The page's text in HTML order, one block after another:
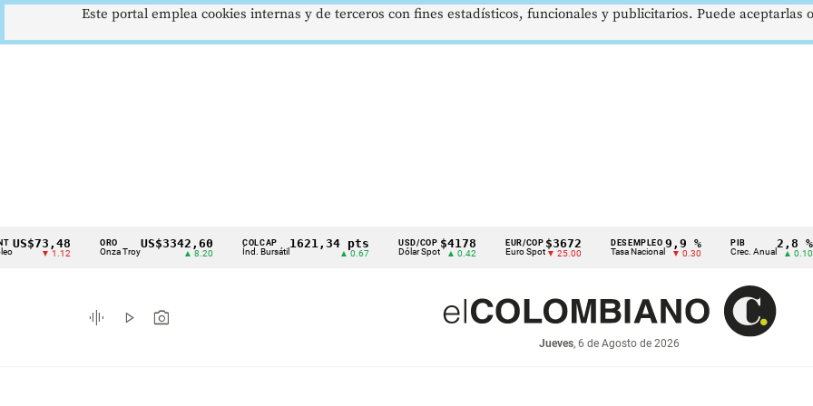
Cintillo
indicadores
económicos
▼ 1.12
ORO
Onza Troy
US$3342,60 COLCAP
Índ. Bursátil
1621,34 pts USD/COP
Dólar Spot
$4178
▲ 0.42
EUR/COP
Euro Spot
$3672
▼ 25.00
DESEMPLEO
Tasa Nacional
9,9 %
▼ 0.30
PIB
Crec. Anual
2,8 %
▲ 0.10
graphic_eq play_arrow photo_camera
Jueves, 6 de Agosto de 2026
Este portal emplea cookies internas y de terceros con fines estadísticos, funcionales y publicitarios. Puede aceptarlas